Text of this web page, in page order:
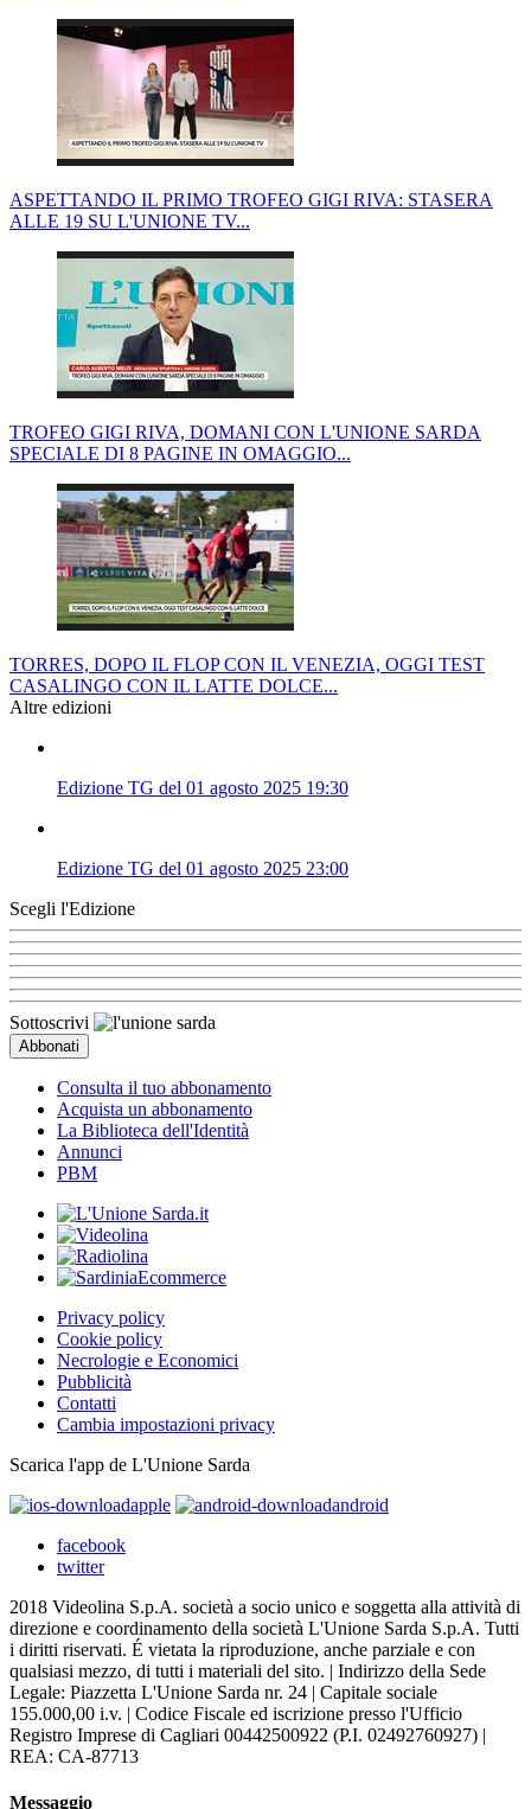
ASPETTANDO IL PRIMO TROFEO GIGI RIVA: STASERA
ALLE 19 SU L'UNIONE TV...
TROFEO GIGI RIVA, DOMANI CON L'UNIONE SARDA
SPECIALE DI 8 PAGINE IN OMAGGIO...
TORRES, DOPO IL FLOP CON IL VENEZIA, OGGI TEST
CASALINGO CON IL LATTE DOLCE...
Altre edizioni
Edizione TG del 01 agosto 2025 19:30
Edizione TG del 01 agosto 2025 23:00
Scegli l'Edizione
Sottoscrivi
Consulta il tuo abbonamento
Acquista un abbonamento
La Biblioteca dell'Identità
Annunci
PBM
Privacy policy
Cookie policy
Necrologie e Economici
Pubblicità
Contatti
Cambia impostazioni privacy
Scarica l'app de L'Unione Sarda
apple
android
facebook
twitter
2018 Videolina S.p.A. società a socio unico e soggetta alla attività di
direzione e coordinamento della società L'Unione Sarda S.p.A. Tutti
i diritti riservati. É vietata la riproduzione, anche parziale e con
qualsiasi mezzo, di tutti i materiali del sito. | Indirizzo della Sede
Legale: Piazzetta L'Unione Sarda nr. 24 | Capitale sociale
155.000,00 i.v. | Codice Fiscale ed iscrizione presso l'Ufficio
Registro Imprese di Cagliari 00442500922 (P.I. 02492760927) |
REA: CA-87713
Messaggio